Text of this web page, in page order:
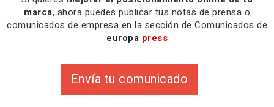
marca, ahora puedes publicar tus notas de prensa o
comunicados de empresa en la sección de Comunicados de
europa press
Envía tu comunicado